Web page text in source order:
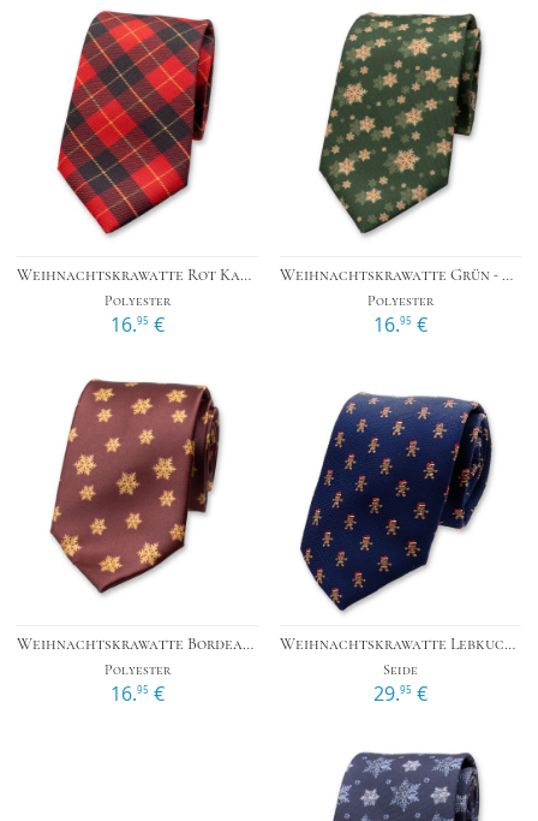
Weihnachtskrawatte Rot Kariert
Polyester
16.95 €
Weihnachtskrawatte Grün - Goldene Schneesterne
Polyester
16.95 €
Weihnachtskrawatte Bordeauxrot - Goldene Schneesterne
Polyester
16.95 €
Weihnachtskrawatte Lebkuchenmann
Seide
29.95 €